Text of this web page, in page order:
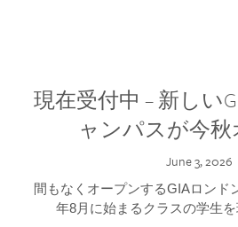
現在受付中 – 新しい
ャンパスが今
June 3, 2026
間もなくオープンするGIAロンド
年8月に始まるクラスの学生を